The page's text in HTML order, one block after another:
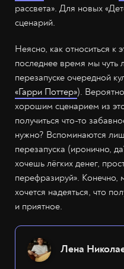
рассвета». Для новых
сценарий.
Неясно, как относиться к
последнее время мы
перезапуске очередной
«Гарри Поттер»).
хорошим сценарием из
получиться что-то
нужно? Вспоминаются
перезапуска (иронично,
хочешь лёгких денег,
перефразируй».
хочется надеяться, что
и приятное.
Лена